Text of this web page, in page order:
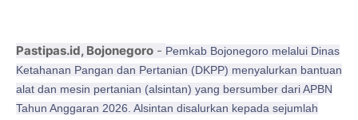
Pastipas.id, Bojonegoro - Pemkab Bojonegoro melalui Dinas
Ketahanan Pangan dan Pertanian (DKPP) menyalurkan bantuan
alat dan mesin pertanian (alsintan) yang bersumber dari APBN
Tahun Anggaran 2026. Alsintan disalurkan kepada sejumlah